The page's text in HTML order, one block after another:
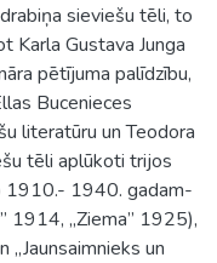
sieviešu tēli, to
Karla Gustava Junga
pētījuma palīdzību,
Bucenieces
literatūru un Teodora
tēli aplūkoti trijos
1910.- 1940. gadam-
1914, „Ziema” 1925),
un